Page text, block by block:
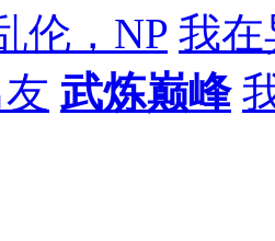
伦，NP 我在
武炼巅峰